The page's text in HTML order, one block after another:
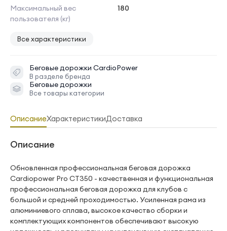
Максимальный вес
пользователя (кг)
180
Все характеристики
Беговые дорожки CardioPower
В разделе бренда
Беговые дорожки
Все товары категории
ОписаниеХарактеристикиДоставка
Описание
Обновленная профессиональная беговая дорожка
Cardiopower Pro CT350 - качественная и функциональная
профессиональная беговая дорожка для клубов с
большой и средней проходимостью. Усиленная рама из
алюминиевого сплава, высокое качество сборки и
комплектующих компонентов обеспечивают высокую